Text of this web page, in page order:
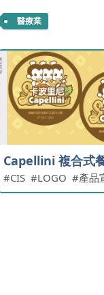
醫療業
Capellini 複合式
CIS LOGO 產品